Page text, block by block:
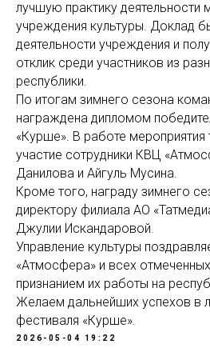
лучшую практику деятельности
учреждения культуры. Доклад
деятельности учреждения и
отклик среди участников из
республики.
По итогам зимнего сезона
награждена дипломом
«Курше». В работе мероприятия
участие сотрудники КВЦ
Данилова и Айгуль Мусина.
Кроме того, награду зимнего
директору филиала АО
Джулии Искандаровой.
Управление культуры
«Атмосфера» и всех
признанием их работы на
Желаем дальнейших успехов в
фестиваля «Курше».
2026-05-04 19:22